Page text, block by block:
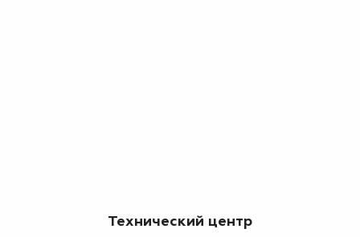
Технический центр